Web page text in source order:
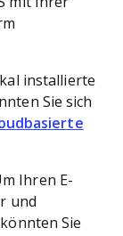
installierte
Sie sich
Ihren E-
und
Sie